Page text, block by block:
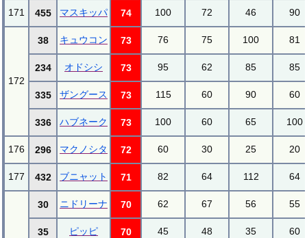
171 455 マスキッパ 74 100 72 46 90
172
38 キュウコン 73 76 75 100 81
234 オドシシ 73 95 62 85 85
335 ザングース 73 115 60 90 60
336 ハブネーク 73 100 60 65 100
176 296 マクノシタ 72 60 30 25 20
177 432 ブニャット 71 82 64 112 64
30 ニドリーナ 70 62 67 56 55
35 ピッピ 70 45 48 35 60